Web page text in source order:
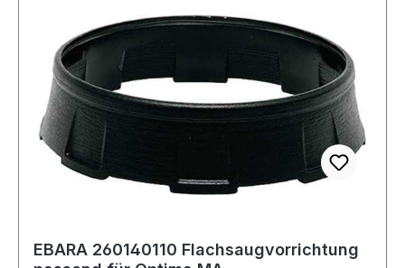
EBARA 260140110 Flachsaugvorrichtung